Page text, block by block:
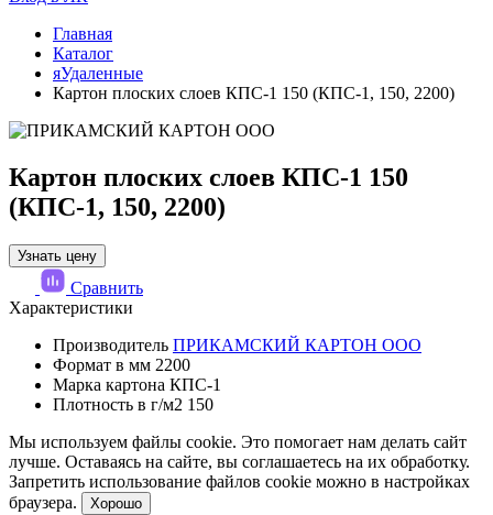
Главная
Каталог
яУдаленные
Картон плоских слоев КПС-1 150 (КПС-1, 150, 2200)
Картон плоских слоев КПС-1 150
(КПС-1, 150, 2200)
Узнать цену
Сравнить
Характеристики
Производитель ПРИКАМСКИЙ КАРТОН ООО
Формат в мм 2200
Марка картона КПС-1
Плотность в г/м2 150
Мы используем файлы cookie. Это помогает нам делать сайт
лучше. Оставаясь на сайте, вы соглашаетесь на их обработку.
Запретить использование файлов cookie можно в настройках
браузера.
Хорошо